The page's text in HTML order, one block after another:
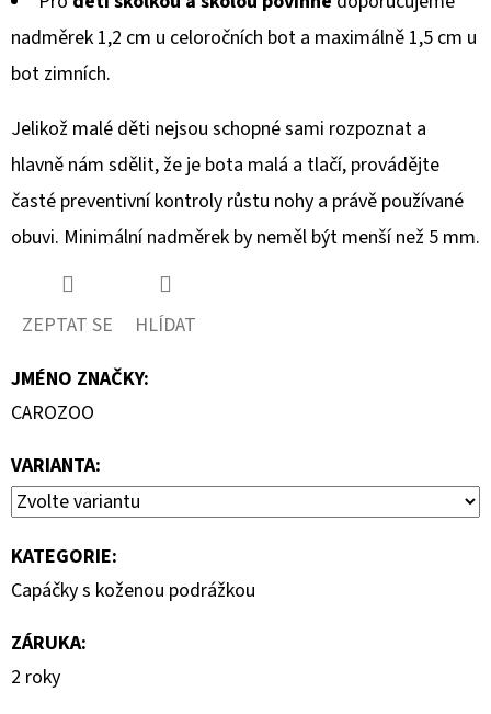
nadměrek 1,2 cm u celoročních bot a maximálně 1,5 cm u
bot zimních.
Jelikož malé děti nejsou schopné sami rozpoznat a
hlavně nám sdělit, že je bota malá a tlačí, provádějte
časté preventivní kontroly růstu nohy a právě používané
obuvi. Minimální nadměrek by neměl být menší než 5 mm.
ZEPTAT SE
HLÍDAT
JMÉNO ZNAČKY:
CAROZOO
VARIANTA:
KATEGORIE:
Capáčky s koženou podrážkou
ZÁRUKA:
2 roky